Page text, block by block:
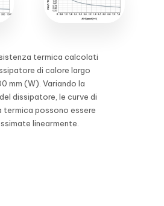
termica calcolati
di calore largo
mm (W). Variando la
dissipatore, le curve di
termica possono essere
linearmente.